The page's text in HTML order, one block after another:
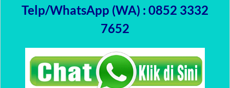
Telp/WhatsApp (WA) : 0852 3332
7652